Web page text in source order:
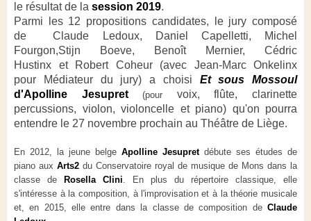
le résultat de la session 2019.
Parmi les 12 propositions candidates, le jury composé
de Claude Ledoux, Daniel Capelletti, Michel
Fourgon,Stijn Boeve, Benoît Mernier, Cédric
Hustinx et Robert Coheur (avec Jean-Marc Onkelinx
pour Médiateur du jury) a choisi Et sous Mossoul
d'Apolline Jesupret(pour voix, flûte, clarinette
percussions, violon, violoncelle et piano) qu'on pourra
entendre le 27 novembre prochain au Théâtre de Liège.
En 2012, la jeune belge Apolline Jesupretdébute ses études de
piano aux Arts2 du Conservatoire royal de musique de Mons dans la
classe de
Rosella Clini. En plus du répertoire classique, elle
s'intéresse à la composition, à l'improvisation et à la théorie musicale
et, en 2015, elle entre dans la classe de composition de Claude